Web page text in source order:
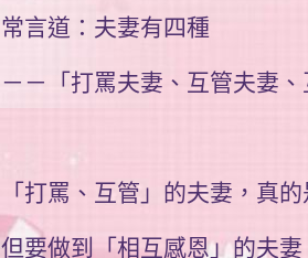
常言道：夫妻有四種
－－「打罵夫妻、互管夫妻
「打罵、互管」的夫妻，真
但要做到「相互感恩」的夫妻